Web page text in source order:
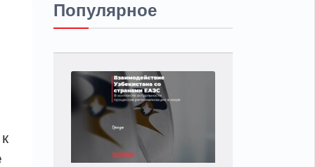
Популярное